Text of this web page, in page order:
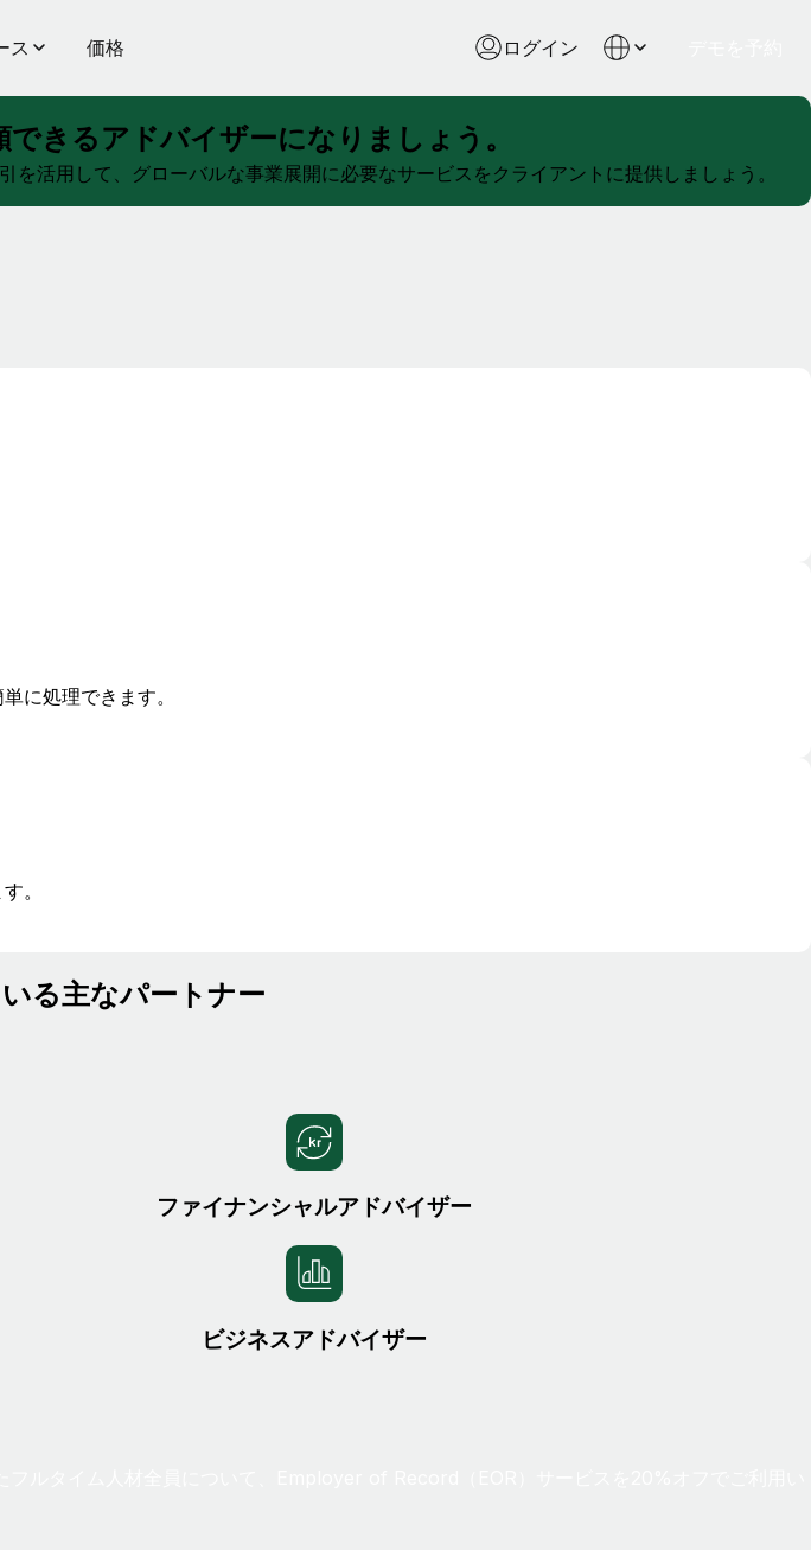
ス 価格 ログイン
きるアドバイザーになりましょう。
活用して、グローバルな事業展開に必要なサービスをクライアントに提供しましょう。
に処理できます。
。
る主なパートナー
ファイナンシャルアドバイザー
ビジネスアドバイザー